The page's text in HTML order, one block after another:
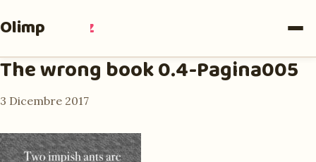
Olimpia Ruiz
The wrong book 0.4-Pagina005
3 Dicembre 2017